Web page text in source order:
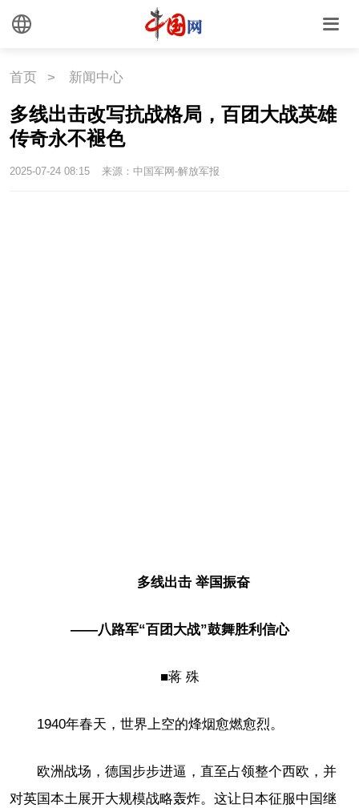
首页 > 新闻中心
多线出击改写抗战格局，百团大战英雄
传奇永不褪色
2025-07-24 08:15 来源：中国军网-解放军报
多线出击 举国振奋
——八路军“百团大战”鼓舞胜利信心
■蒋 殊
1940年春天，世界上空的烽烟愈燃愈烈。
欧洲战场，德国步步进逼，直至占领整个西欧，并
对英国本土展开大规模战略轰炸。这让日本征服中国继